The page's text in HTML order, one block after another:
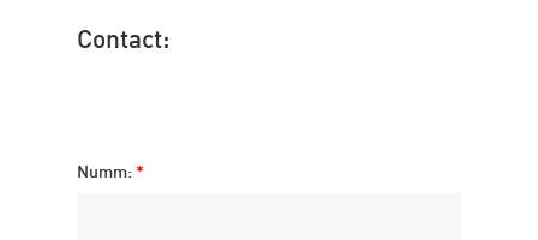
Contact:
Numm: *